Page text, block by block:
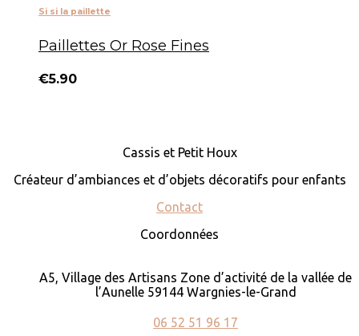
Si si la paillette
Paillettes Or Rose Fines
€5.90
Cassis et Petit Houx
Créateur d’ambiances et d’objets décoratifs pour enfants
Contact
Coordonnées
A5, Village des Artisans Zone d’activité de la vallée de
l’Aunelle 59144 Wargnies-le-Grand
06 52 51 96 17